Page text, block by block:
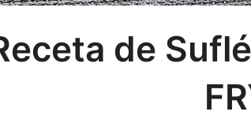
de